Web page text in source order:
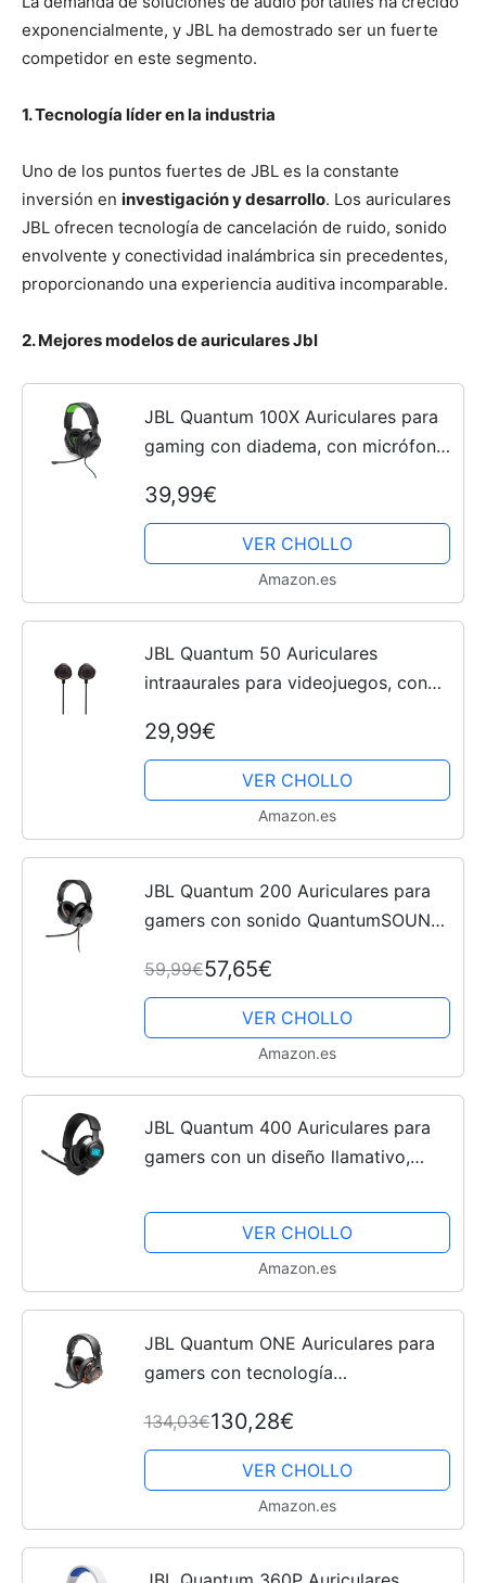
exponencialmente, y JBL ha demostrado ser un fuerte
competidor en este segmento.
1. Tecnología líder en la industria
Uno de los puntos fuertes de JBL es la constante
inversión en investigación y desarrollo. Los auriculares
JBL ofrecen tecnología de cancelación de ruido, sonido
envolvente y conectividad inalámbrica sin precedentes,
proporcionando una experiencia auditiva incomparable.
2. Mejores modelos de auriculares Jbl
JBL Quantum 100X Auriculares para
gaming con diadema, con micrófono
para Playstation y compatibles con
otras consolas, en...
39,99€
VER CHOLLO
Amazon.es
JBL Quantum 50 Auriculares
intraaurales para videojuegos, con
de micrófono para hacer tus partidas
más divertidas,...
29,99€
VER CHOLLO
Amazon.es
JBL Quantum 200 Auriculares para
gamers con sonido QuantumSOUND
compatible con múltiples
plataformas, en negro
59,99€57,65€
VER CHOLLO
Amazon.es
JBL Quantum 400 Auriculares para
gamers con un diseño llamativo,
y reproducción DTS, con micrófono y
RGB, compatible...
VER CHOLLO
Amazon.es
JBL Quantum ONE Auriculares para
gamers con tecnología
movimiento de cabeza, diseño
llamativo, compatible con PC,
Playstation y...
134,03€130,28€
VER CHOLLO
Amazon.es